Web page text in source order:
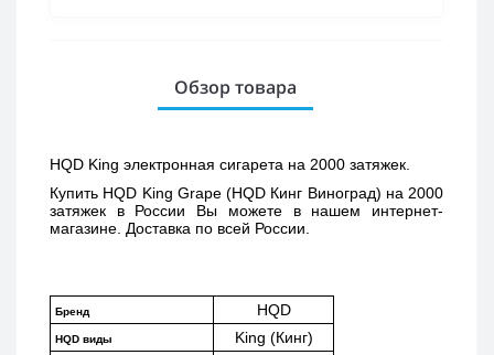
Обзор товара
HQD King электронная сигарета на 2000 затяжек.
Купить HQD King Grape (HQD Кинг Виноград) на 2000
затяжек в России Вы можете в нашем интернет-
магазине. Доставка по всей России.
Бренд HQD
HQD виды King (Кинг)